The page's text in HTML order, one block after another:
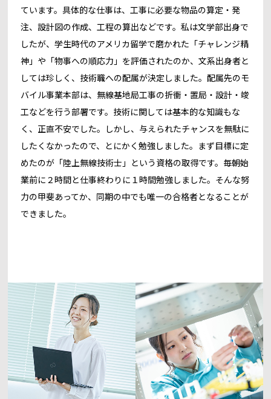
ています。具体的な仕事は、工事に必要な物品の算定・発
注、設計図の作成、工程の算出などです。私は文学部出身で
したが、学生時代のアメリカ留学で磨かれた「チャレンジ精
神」や「物事への順応力」を評価されたのか、文系出身者と
しては珍しく、技術職への配属が決定しました。配属先のモ
バイル事業本部は、無線基地局工事の折衝・置局・設計・竣
工などを行う部署です。技術に関しては基本的な知識もな
く、正直不安でした。しかし、与えられたチャンスを無駄に
したくなかったので、とにかく勉強しました。まず目標に定
めたのが「陸上無線技術士」という資格の取得です。毎朝始
業前に２時間と仕事終わりに１時間勉強しました。そんな努
力の甲斐あってか、同期の中でも唯一の合格者となることが
できました。